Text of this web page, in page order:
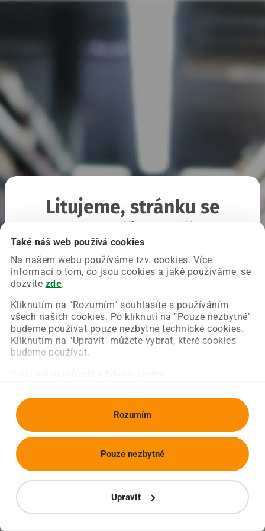
Také náš web používá cookies
Na našem webu používáme tzv. cookies. Více
informací o tom, co jsou cookies a jaké používáme, se
dozvíte zde.
Kliknutím na "Rozumím" souhlasíte s používáním
všech našich cookies. Po kliknutí na "Pouze nezbytné"
budeme používat pouze nezbytné technické cookies.
Kliknutím na "Upravit" můžete vybrat, které cookies
budeme používat.
Rozumím
Upravit
Pouze nezbytné
Litujeme, stránku se
Chyba nastala na naší straně a už ji opravujeme.
Zkuste prosím znovu načíst požadovanou stránku.
Obnovit stránku Úvodní strana